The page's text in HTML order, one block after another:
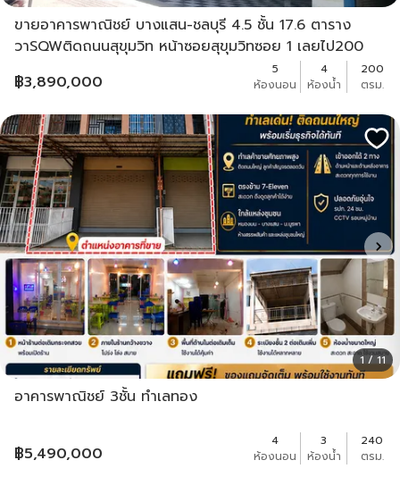
ขายอาคารพาณิชย์ บางแสน-ชลบุรี 4.5 ชั้น 17.6 ตาราง
วาSQWติดถนนสุขุมวิท หน้าซอยสุขุมวิทซอย 1 เลยไป200
เมตรเป็นแยกเลี้ยวถนนลงหาดบางแสนเส้นหลัก (กาแล็คซี่)
฿3,890,000
5
ห้องนอน
4
ห้องน้ำ
200
ตรม.
1 / 11
อาคารพาณิชย์ 3ชั้น ทำเลทอง
฿5,490,000
4
ห้องนอน
3
ห้องน้ำ
240
ตรม.